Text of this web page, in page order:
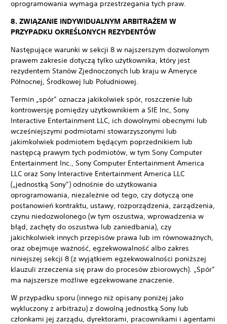
oprogramowania wymaga przestrzegania tych praw.
8. ZWIĄZANIE INDYWIDUALNYM ARBITRAŻEM W
PRZYPADKU OKREŚLONYCH REZYDENTÓW
Następujące warunki w sekcji 8 w najszerszym dozwolonym
prawem zakresie dotyczą tylko użytkownika, który jest
rezydentem Stanów Zjednoczonych lub kraju w Ameryce
Północnej, Środkowej lub Południowej.
Termin „spór” oznacza jakikolwiek spór, roszczenie lub
kontrowersję pomiędzy użytkownikiem a SIE Inc, Sony
Interactive Entertainment LLC, ich dowolnymi obecnymi lub
wcześniejszymi podmiotami stowarzyszonymi lub
jakimkolwiek podmiotem będącym poprzednikiem lub
następcą prawym tych podmiotów, w tym Sony Computer
Entertainment Inc., Sony Computer Entertainment America
LLC oraz Sony Interactive Entertainment America LLC
(„jednostką Sony”) odnośnie do użytkowania
oprogramowania, niezależnie od tego, czy dotyczą one
postanowień kontraktu, ustawy, rozporządzenia, zarządzenia,
czynu niedozwolonego (w tym oszustwa, wprowadzenia w
błąd, zachęty do oszustwa lub zaniedbania), czy
jakichkolwiek innych przepisów prawa lub im równoważnych,
oraz obejmuje ważność, egzekwowalność albo zakres
niniejszej sekcji 8 (z wyjątkiem egzekwowalności poniższej
klauzuli zrzeczenia się praw do procesów zbiorowych). „Spór”
ma najszersze możliwe egzekwowane znaczenie.
W przypadku sporu (innego niż opisany poniżej jako
wykluczony z arbitrażu) z dowolną jednostką Sony lub
członkami jej zarządu, dyrektorami, pracownikami i agentami